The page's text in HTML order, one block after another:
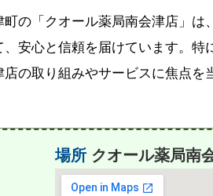
の「クオール薬局南会津店」
安心と信頼を届けています。
の取り組みやサービスに焦点
場所クオール薬局南